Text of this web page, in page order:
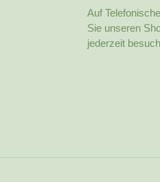
Auf
Sie unseren
jederzeit